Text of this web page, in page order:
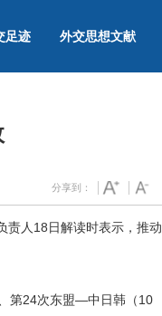
足迹 外交思想文献
分享到：
责人18日解读时表示，推动
第24次东盟—中日韩（10